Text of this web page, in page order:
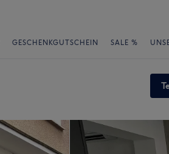
GESCHENKGUTSCHEIN SALE %